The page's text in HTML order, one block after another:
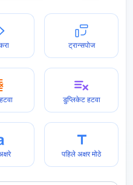
ट्रान्सपोज
डुप्लिकेट हटवा
पहिले अक्षर मोठे